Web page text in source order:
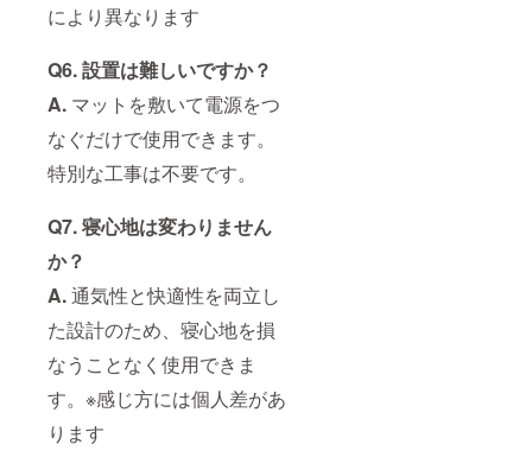
により異なります
Q6. 設置は難しいですか？
A. マットを敷いて電源をつ
なぐだけで使用できます。
特別な工事は不要です。
Q7. 寝心地は変わりません
か？
A.通気性と快適性を両立し
た設計のため、寝心地を損
なうことなく使用できま
す。※感じ方には個人差があ
ります